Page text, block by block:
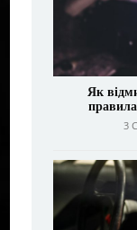
Як
правила
3